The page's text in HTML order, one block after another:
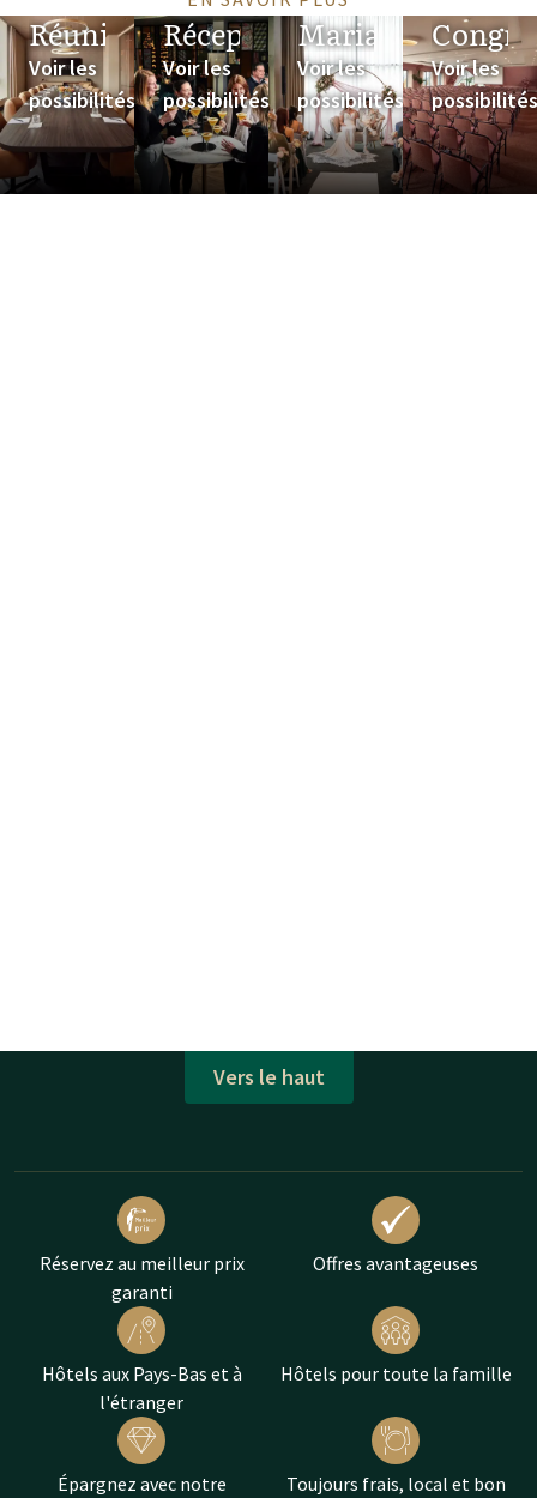
d'hôtel confortables pour vous et vos invités. Ainsi, personne
n'aura à rentrer chez lui et vous pourrez clôturer la journée
festive en toute détente. Bénéficiez de réductions de groupe
attrayantes ou combinez votre salle de fête avec un forfait
complet comprenant la nuitée etle petit-déjeuner.
Réunions
Voir les
possibilités
Réceptions
Voir les
possibilités
Mariages
Voir les
possibilités
Voir les
possibilités
Vers le haut
Réservez au meilleur prix
garanti
Offres avantageuses
Hôtels aux Pays-Bas et à
l'étranger
Hôtels pour toute la famille
Épargnez avec notre
Toujours frais, local et bon